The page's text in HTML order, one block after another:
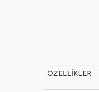
ÖZELLIKLER